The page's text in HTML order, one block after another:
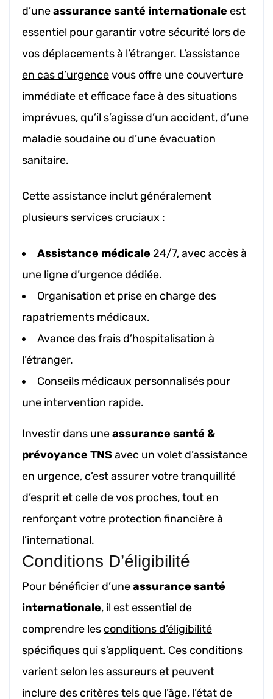
d’uneassurance santé internationale est
essentiel pour garantir votre sécurité lors de
vos déplacements à l’étranger. L’assistance
en cas d’urgencevous offre une couverture
immédiate et efficace face à des situations
imprévues, qu’il s’agisse d’un accident, d’une
maladie soudaine ou d’une évacuation
sanitaire.
Cette assistance inclut généralement
plusieurs services cruciaux :
Assistance médicale 24/7, avec accès à
une ligne d’urgence dédiée.
Organisation et prise en charge des
rapatriements médicaux.
Avance des frais d’hospitalisation à
l’étranger.
Conseils médicaux personnalisés pour
une intervention rapide.
Investir dans uneassurance santé &
prévoyance TNSavec un volet d’assistance
en urgence, c’est assurer votre tranquillité
d’esprit et celle de vos proches, tout en
renforçant votre protection financière à
l’international.
Conditions D’éligibilité
Pour bénéficier d’uneassurance santé
internationale, il est essentiel de
comprendre les conditions d’éligibilité
spécifiques qui s’appliquent. Ces conditions
varient selon les assureurs et peuvent
inclure des critères tels que l’âge, l’état de